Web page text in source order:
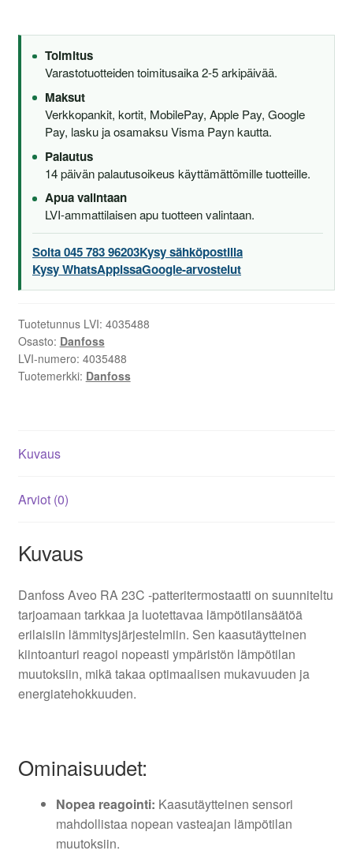
Toimitus
Varastotuotteiden toimitusaika 2-5 arkipäivää.
Maksut
Verkkopankit, kortit, MobilePay, Apple Pay, Google
Pay, lasku ja osamaksu Visma Payn kautta.
Palautus
14 päivän palautusoikeus käyttämättömille tuotteille.
Apua valintaan
LVI-ammattilaisen apu tuotteen valintaan.
Soita 045 783 96203Kysy sähköpostilla
Kysy WhatsAppissaGoogle-arvostelut
Tuotetunnus LVI: 4035488
Osasto: Danfoss
LVI-numero: 4035488
Tuotemerkki: Danfoss
Kuvaus
Arviot (0)
Kuvaus
Danfoss Aveo RA 23C -patteritermostaatti on suunniteltu
tarjoamaan tarkkaa ja luotettavaa lämpötilansäätöä
erilaisiin lämmitysjärjestelmiin. Sen kaasutäytteinen
kiintoanturi reagoi nopeasti ympäristön lämpötilan
muutoksiin, mikä takaa optimaalisen mukavuuden ja
energiatehokkuuden.
Ominaisuudet:
Nopea reagointi: Kaasutäytteinen sensori
mahdollistaa nopean vasteajan lämpötilan
muutoksiin.